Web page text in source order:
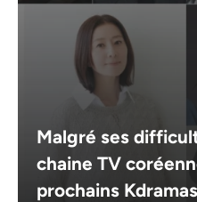
Malgré ses
chaine TV
prochains